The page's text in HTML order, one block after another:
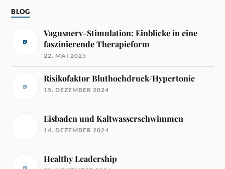
BLOG
Vagusnerv-Stimulation: Einblicke in eine
faszinierende Therapieform
22. MAI 2025
Risikofaktor Bluthochdruck/Hypertonie
15. DEZEMBER 2024
Eisbaden und Kaltwasserschwimmen
14. DEZEMBER 2024
Healthy Leadership